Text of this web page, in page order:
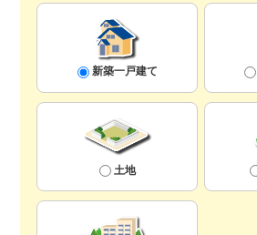
新築一戸建て
土地